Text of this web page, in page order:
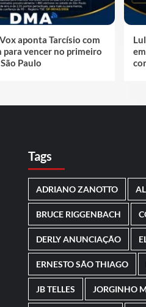
aponta Tarcísio com
para vencer no primeiro
Paulo
Tags
ADRIANO ZANOTTO
BRUCE RIGGENBACH
DERLY ANUNCIAÇÃO
ERNESTO SÃO THIAGO
JB TELLES JORGINHO